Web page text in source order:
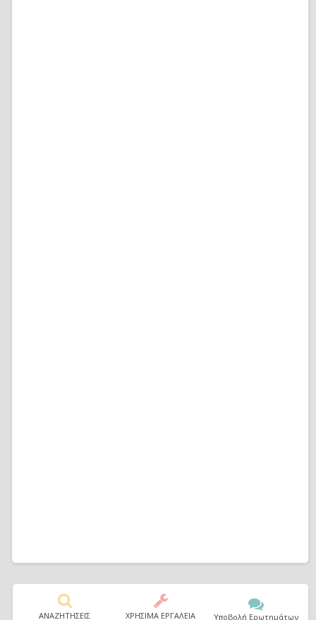
ΑΝΑΖΗΤΗΣΕΙΣ ΧΡΗΣΙΜΑ ΕΡΓΑΛΕΙΑ Υποβολή Ερωτημάτων